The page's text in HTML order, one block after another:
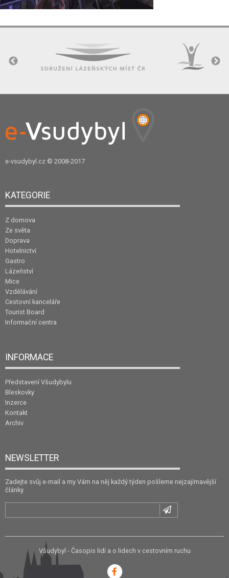
e-vsudybyl.cz © 2008-2017
KATEGORIE
Z domova
Ze světa
Doprava
Hotelnictví
Gastro
Lázeňství
Mice
Vzdělávání
Cestovní kanceláře
Tourist Board
Informační centra
INFORMACE
Představení Všudybylu
Bleskovky
Inzerce
Kontakt
Archiv
NEWSLETTER
Zadejte svůj e-mail a my Vám na něj každý týden pošleme nejzajímavější
články.
Všudybyl - Časopis lidí a o lidech v cestovním ruchu